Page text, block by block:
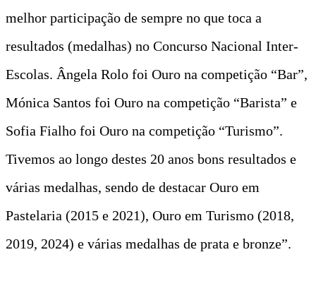
melhor participação de sempre no que toca a
resultados (medalhas) no Concurso Nacional Inter-
Escolas. Ângela Rolo foi Ouro na competição “Bar”,
Mónica Santos foi Ouro na competição “Barista” e
Sofia Fialho foi Ouro na competição “Turismo”.
Tivemos ao longo destes 20 anos bons resultados e
várias medalhas, sendo de destacar Ouro em
Pastelaria (2015 e 2021), Ouro em Turismo (2018,
2019, 2024) e várias medalhas de prata e bronze”.